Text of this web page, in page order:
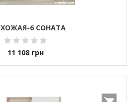
6 СОНАТА
11 108 грн